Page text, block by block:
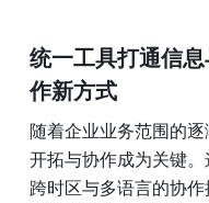
统一工具打通信
作新方式
随着企业业务范围的
开拓与协作成为关键。
跨时区与多语言的协